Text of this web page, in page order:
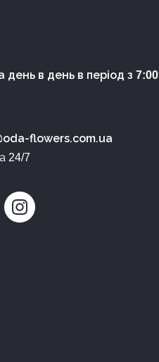
день в день в період з7:00
flowers.com.ua
24/7